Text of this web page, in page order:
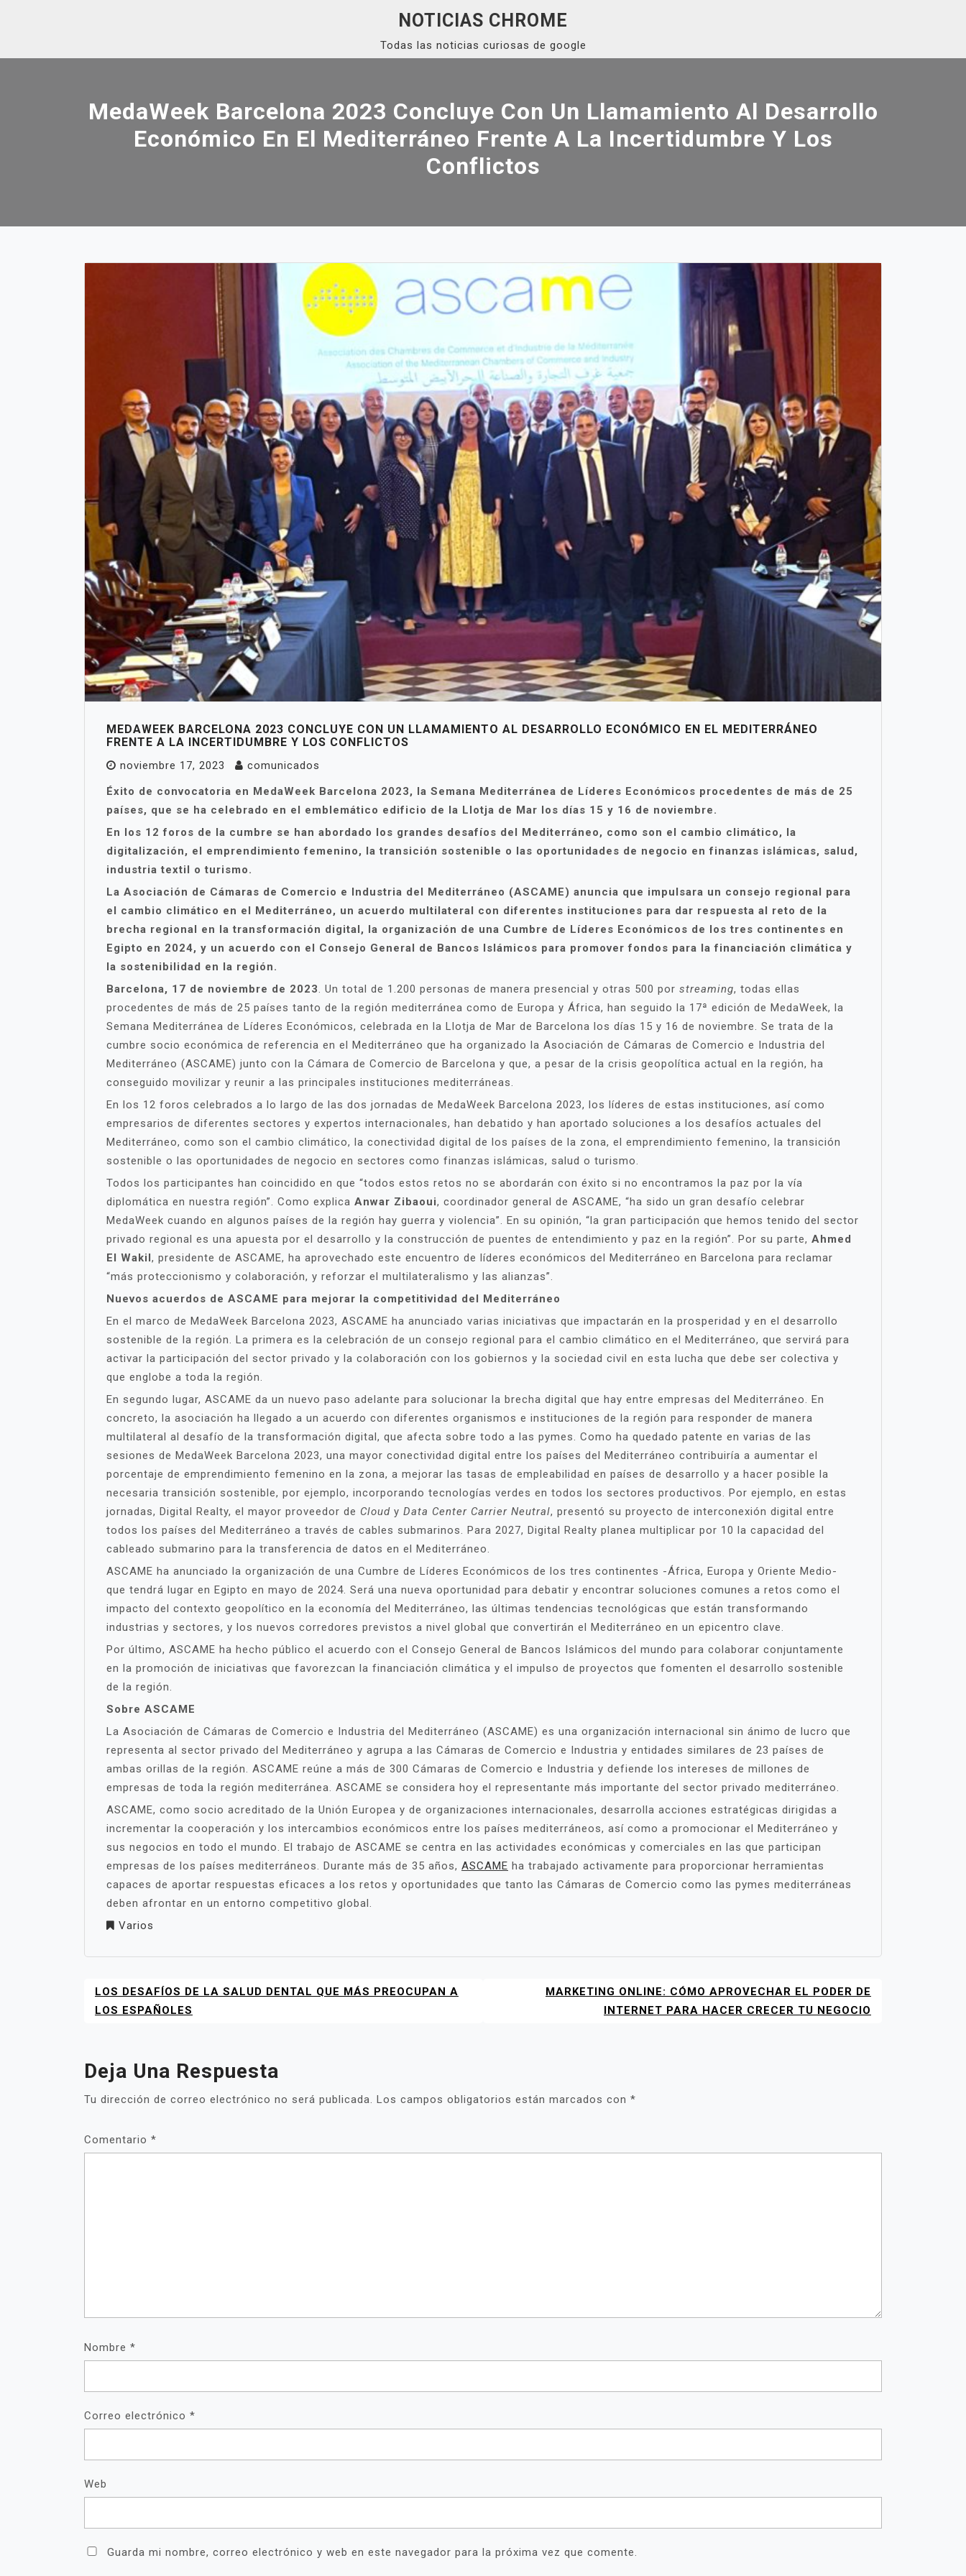
NOTICIAS CHROME
Todas las noticias curiosas de google
MedaWeek Barcelona 2023 Concluye Con Un Llamamiento Al Desarrollo
Económico En El Mediterráneo Frente A La Incertidumbre Y Los
Conflictos
MEDAWEEK BARCELONA 2023 CONCLUYE CON UN LLAMAMIENTO AL DESARROLLO ECONÓMICO EN EL MEDITERRÁNEO
FRENTE A LA INCERTIDUMBRE Y LOS CONFLICTOS
noviembre 17, 2023
comunicados
Éxito de convocatoria en MedaWeek Barcelona 2023, la Semana Mediterránea de Líderes Económicos procedentes de más de 25
países, que se ha celebrado en el emblemático edificio de la Llotja de Mar los días 15 y 16 de noviembre.
En los 12 foros de la cumbre se han abordado los grandes desafíos del Mediterráneo, como son el cambio climático, la
digitalización, el emprendimiento femenino, la transición sostenible o las oportunidades de negocio en finanzas islámicas, salud,
industria textil o turismo.
La Asociación de Cámaras de Comercio e Industria del Mediterráneo (ASCAME) anuncia que impulsara un consejo regional para
el cambio climático en el Mediterráneo, un acuerdo multilateral con diferentes instituciones para dar respuesta al reto de la
brecha regional en la transformación digital, la organización de una Cumbre de Líderes Económicos de los tres continentes en
Egipto en 2024, y un acuerdo con el Consejo General de Bancos Islámicos para promover fondos para la financiación climática y
la sostenibilidad en la región.
Barcelona, 17 de noviembre de 2023. Un total de 1.200 personas de manera presencial y otras 500 por streaming, todas ellas
procedentes de más de 25 países tanto de la región mediterránea como de Europa y África, han seguido la 17ª edición de MedaWeek, la
Semana Mediterránea de Líderes Económicos, celebrada en la Llotja de Mar de Barcelona los días 15 y 16 de noviembre. Se trata de la
cumbre socio económica de referencia en el Mediterráneo que ha organizado la Asociación de Cámaras de Comercio e Industria del
Mediterráneo (ASCAME) junto con la Cámara de Comercio de Barcelona y que, a pesar de la crisis geopolítica actual en la región, ha
conseguido movilizar y reunir a las principales instituciones mediterráneas.
En los 12 foros celebrados a lo largo de las dos jornadas de MedaWeek Barcelona 2023, los líderes de estas instituciones, así como
empresarios de diferentes sectores y expertos internacionales, han debatido y han aportado soluciones a los desafíos actuales del
Mediterráneo, como son el cambio climático, la conectividad digital de los países de la zona, el emprendimiento femenino, la transición
sostenible o las oportunidades de negocio en sectores como finanzas islámicas, salud o turismo.
Todos los participantes han coincidido en que “todos estos retos no se abordarán con éxito si no encontramos la paz por la vía
diplomática en nuestra región”. Como explica Anwar Zibaoui, coordinador general de ASCAME, “ha sido un gran desafío celebrar
MedaWeek cuando en algunos países de la región hay guerra y violencia”. En su opinión, “la gran participación que hemos tenido del sector
privado regional es una apuesta por el desarrollo y la construcción de puentes de entendimiento y paz en la región”. Por su parte, Ahmed
El Wakil, presidente de ASCAME, ha aprovechado este encuentro de líderes económicos del Mediterráneo en Barcelona para reclamar
“más proteccionismo y colaboración, y reforzar el multilateralismo y las alianzas”.
Nuevos acuerdos de ASCAME para mejorar la competitividad del Mediterráneo
En el marco de MedaWeek Barcelona 2023, ASCAME ha anunciado varias iniciativas que impactarán en la prosperidad y en el desarrollo
sostenible de la región. La primera es la celebración de un consejo regional para el cambio climático en el Mediterráneo, que servirá para
activar la participación del sector privado y la colaboración con los gobiernos y la sociedad civil en esta lucha que debe ser colectiva y
que englobe a toda la región.
En segundo lugar, ASCAME da un nuevo paso adelante para solucionar la brecha digital que hay entre empresas del Mediterráneo. En
concreto, la asociación ha llegado a un acuerdo con diferentes organismos e instituciones de la región para responder de manera
multilateral al desafío de la transformación digital, que afecta sobre todo a las pymes. Como ha quedado patente en varias de las
sesiones de MedaWeek Barcelona 2023, una mayor conectividad digital entre los países del Mediterráneo contribuiría a aumentar el
porcentaje de emprendimiento femenino en la zona, a mejorar las tasas de empleabilidad en países de desarrollo y a hacer posible la
necesaria transición sostenible, por ejemplo, incorporando tecnologías verdes en todos los sectores productivos. Por ejemplo, en estas
jornadas, Digital Realty, el mayor proveedor de Cloud y Data Center Carrier Neutral, presentó su proyecto de interconexión digital entre
todos los países del Mediterráneo a través de cables submarinos. Para 2027, Digital Realty planea multiplicar por 10 la capacidad del
cableado submarino para la transferencia de datos en el Mediterráneo.
ASCAME ha anunciado la organización de una Cumbre de Líderes Económicos de los tres continentes -África, Europa y Oriente Medio-
que tendrá lugar en Egipto en mayo de 2024. Será una nueva oportunidad para debatir y encontrar soluciones comunes a retos como el
impacto del contexto geopolítico en la economía del Mediterráneo, las últimas tendencias tecnológicas que están transformando
industrias y sectores, y los nuevos corredores previstos a nivel global que convertirán el Mediterráneo en un epicentro clave.
Por último, ASCAME ha hecho público el acuerdo con el Consejo General de Bancos Islámicos del mundo para colaborar conjuntamente
en la promoción de iniciativas que favorezcan la financiación climática y el impulso de proyectos que fomenten el desarrollo sostenible
de la región.
Sobre ASCAME
La Asociación de Cámaras de Comercio e Industria del Mediterráneo (ASCAME) es una organización internacional sin ánimo de lucro que
representa al sector privado del Mediterráneo y agrupa a las Cámaras de Comercio e Industria y entidades similares de 23 países de
ambas orillas de la región. ASCAME reúne a más de 300 Cámaras de Comercio e Industria y defiende los intereses de millones de
empresas de toda la región mediterránea. ASCAME se considera hoy el representante más importante del sector privado mediterráneo.
ASCAME, como socio acreditado de la Unión Europea y de organizaciones internacionales, desarrolla acciones estratégicas dirigidas a
incrementar la cooperación y los intercambios económicos entre los países mediterráneos, así como a promocionar el Mediterráneo y
sus negocios en todo el mundo. El trabajo de ASCAME se centra en las actividades económicas y comerciales en las que participan
empresas de los países mediterráneos. Durante más de 35 años, ASCAME ha trabajado activamente para proporcionar herramientas
capaces de aportar respuestas eficaces a los retos y oportunidades que tanto las Cámaras de Comercio como las pymes mediterráneas
deben afrontar en un entorno competitivo global.
Varios
NAVEGACIÓN
DE
LOS DESAFÍOS DE LA SALUD DENTAL QUE MÁS PREOCUPAN A
LOS ESPAÑOLES
MARKETING ONLINE: CÓMO APROVECHAR EL PODER DE
INTERNET PARA HACER CRECER TU NEGOCIO
Deja Una Respuesta
Tu dirección de correo electrónico no será publicada. Los campos obligatorios están marcados con *
Comentario *
Nombre *
Correo electrónico *
Web
Guarda mi nombre, correo electrónico y web en este navegador para la próxima vez que comente.